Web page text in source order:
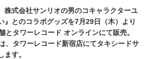
株式会社サンリオの男のコキャラクターユ
』とのコラボグッズを7月29日（木）より
とタワーレコード オンラインにて販売。
、タワーレコード新宿店にてタキシードサ
す。